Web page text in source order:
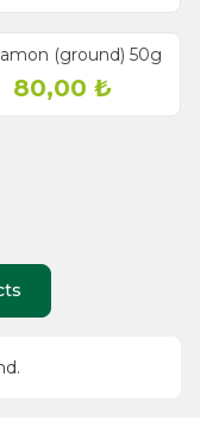
(ground) 50g
80,00 ₺